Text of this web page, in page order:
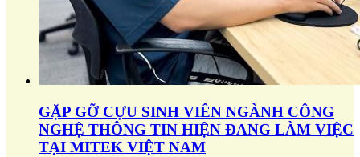
GẶP GỠ CỰU SINH VIÊN NGÀNH CÔNG
NGHỆ THÔNG TIN HIỆN ĐANG LÀM VIỆC
TẠI MITEK VIỆT NAM